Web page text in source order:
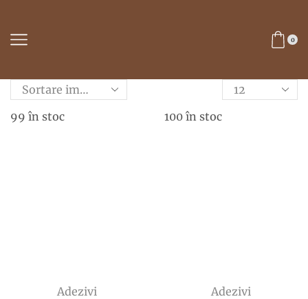
0
99 în stoc
Adezivi
100 în stoc
Adezivi